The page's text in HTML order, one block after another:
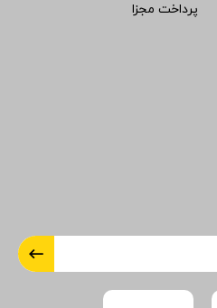
پرداخت مجزا